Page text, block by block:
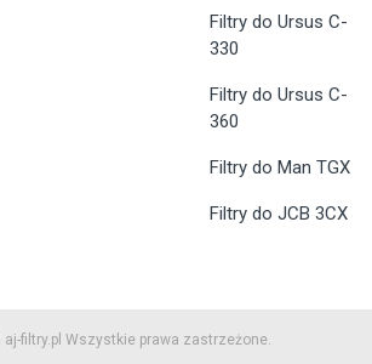
Filtry do Ursus C-
330
Filtry do Ursus C-
360
Filtry do Man TGX
Filtry do JCB 3CX
filtry.pl Wszystkie prawa zastrzeżone.